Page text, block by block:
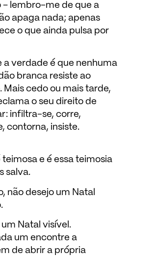
– lembro-me de que a
apaga nada; apenas
o que ainda pulsa por
a verdade é que nenhuma
branca resiste ao
Mais cedo ou mais tarde,
o seu direito de
infiltra-se, corre,
contorna, insiste.
teimosa e é essa teimosia
salva.
não desejo um Natal
um Natal visível.
um encontre a
de abrir a própria